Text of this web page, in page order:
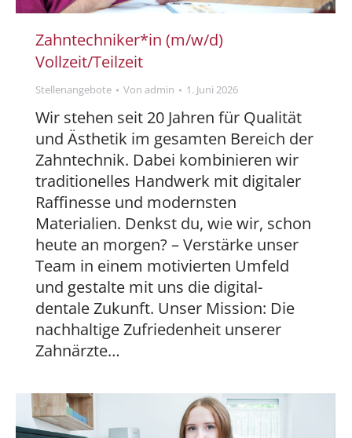
Zahntechniker*in (m/w/d)
Vollzeit/Teilzeit
Stellenangebote Von admin 1. Juni 2026
Wir stehen seit 20 Jahren für Qualität
und Ästhetik im gesamten Bereich der
Zahntechnik. Dabei kombinieren wir
traditionelles Handwerk mit digitaler
Raffinesse und modernsten
Materialien. Denkst du, wie wir, schon
heute an morgen? – Verstärke unser
Team in einem motivierten Umfeld
und gestalte mit uns die digital-
dentale Zukunft. Unser Mission: Die
nachhaltige Zufriedenheit unserer
Zahnärzte…